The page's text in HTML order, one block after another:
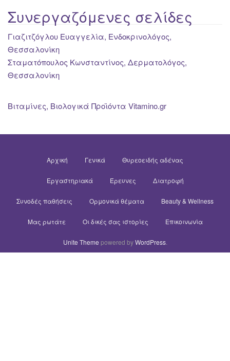
Συνεργαζόμενες σελίδες
Γιαζιτζόγλου Ευαγγελία, Ενδοκρινολόγος,
Θεσσαλονίκη
Σταματόπουλος Κωνσταντίνος, Δερματολόγος,
Θεσσαλονίκη
Βιταμίνες, Βιολογικά Προϊόντα Vitamino.gr
Αρχική Γενικά Θυρεοειδής αδένας
Εργαστηριακά Έρευνες Διατροφή
Συνοδές παθήσεις Ορμονικά θέματα Beauty & Wellness
Μας ρωτάτε Οι δικές σας ιστορίες Επικοινωνία
Unite Theme powered byWordPress.